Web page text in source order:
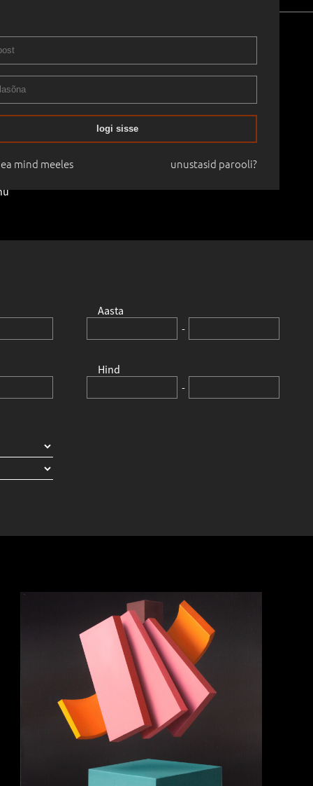
mind meeles
logi sisse
unustasid parooli?
kunst
rolli
Hind
-
Aasta
-